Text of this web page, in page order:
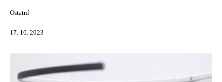
Ostatní
17. 10. 2023